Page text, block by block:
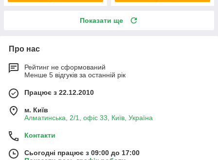
Показати ще
Про нас
Рейтинг не сформований
Менше 5 відгуків за останній рік
Працює з 22.12.2010
м. Київ
Алматинська, 2/1, офіс 33, Київ, Україна
Контакти
Сьогодні працює з 09:00 до 17:00